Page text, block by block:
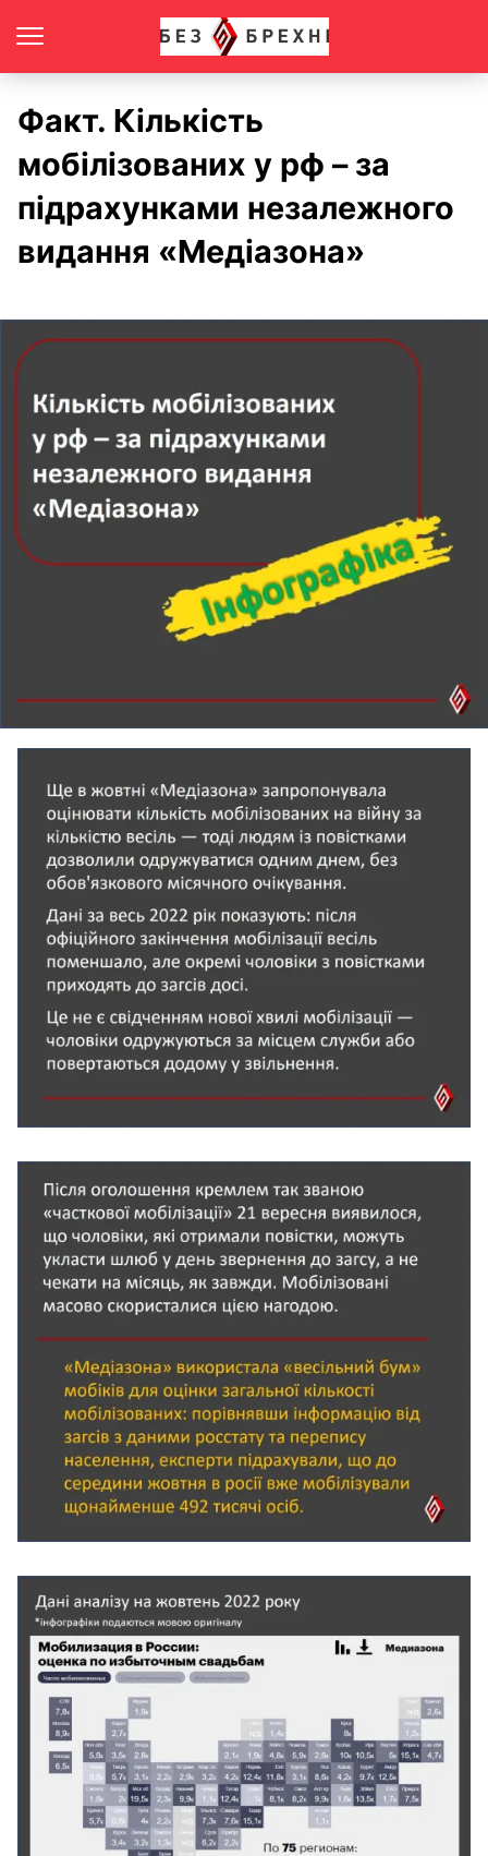
Факт. Кількість
мобілізованих у рф – за
підрахунками незалежного
видання «Медіазона»